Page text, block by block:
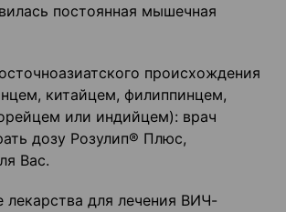
постоянная мышечная
происхождения
китайцем, филиппинцем,
или индийцем): врач
дозу Розулип® Плюс,
Вас.
лекарства для лечения ВИЧ-